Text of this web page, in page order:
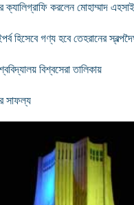
করলেন মোহাম্মাদ এহসাই
হিসেবে গণ্য হবে তেহরানের
বিশ্বসেরা তালিকায়
সাফল্য